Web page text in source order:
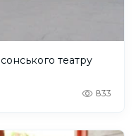
театру
833